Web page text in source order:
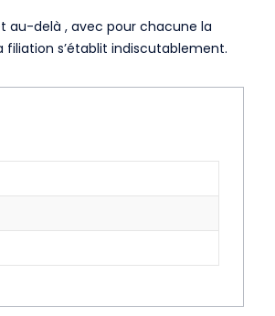
au-delà , avec pour chacune la
filiation s’établit indiscutablement.